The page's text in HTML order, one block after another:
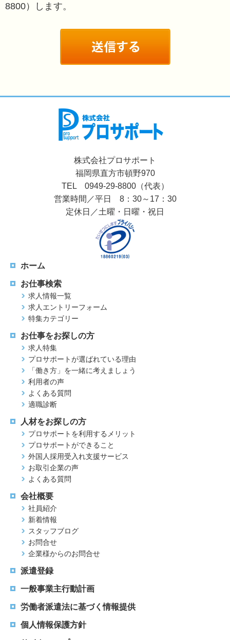
8800）します。
株式会社プロサポート
福岡県直方市頓野970
TEL 0949-29-8800（代表）
営業時間／平日 8：30～17：30
定休日／土曜・日曜・祝日
ホーム
お仕事検索
求人情報一覧
求人エントリーフォーム
特集カテゴリー
お仕事をお探しの方
求人特集
プロサポートが選ばれている理由
「働き方」を一緒に考えましょう
利用者の声
よくある質問
適職診断
人材をお探しの方
プロサポートを利用するメリット
プロサポートができること
外国人採用受入れ支援サービス
お取引企業の声
よくある質問
会社概要
社員紹介
新着情報
スタッフブログ
お問合せ
企業様からのお問合せ
派遣登録
一般事業主行動計画
労働者派遣法に基づく情報提供
個人情報保護方針